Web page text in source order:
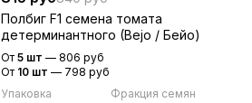
Полбиг F1 семена томата
детерминантного (Bejo / Бейо)
От5 шт — 806 руб
От 10 шт — 798 руб
Упаковка
Фракция семян